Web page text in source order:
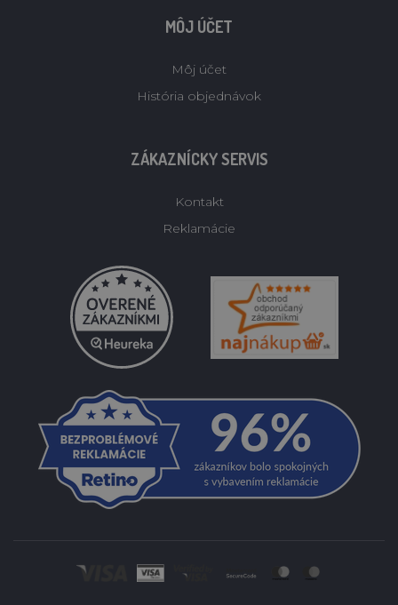
MÔJ ÚČET
Môj účet
História objednávok
ZÁKAZNÍCKY SERVIS
Kontakt
Reklamácie